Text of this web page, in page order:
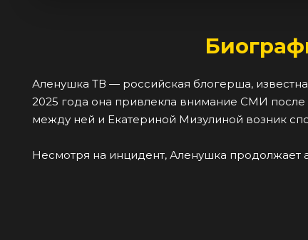
Аленушка ТВ — российская блогерша,
2025 года она привлекла внимание СМИ
между ней и Екатериной Мизулиной возник
Несмотря на инцидент, Аленушка продолжает